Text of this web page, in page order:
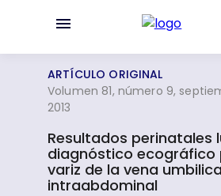
ARTÍCULO ORIGINAL
Volumen 81, número 9,
2013
Resultados perinatales
diagnóstico ecográfico
variz de la vena
intraabdominal